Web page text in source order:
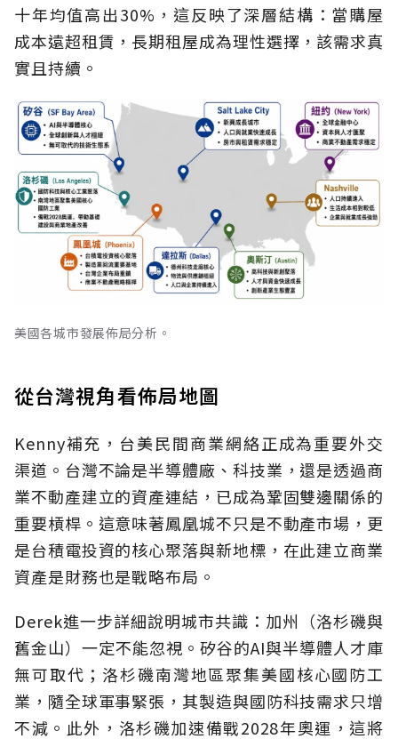
十年均值高出30%，這反映了深層結構：當購屋
成本遠超租賃，長期租屋成為理性選擇，該需求真
實且持續。
美國各城市發展佈局分析。
從台灣視角看佈局地圖
Kenny補充，台美民間商業網絡正成為重要外交
渠道。台灣不論是半導體廠、科技業，還是透過商
業不動產建立的資產連結，已成為鞏固雙邊關係的
重要槓桿。這意味著鳳凰城不只是不動產市場，更
是台積電投資的核心聚落與新地標，在此建立商業
資產是財務也是戰略布局。
Derek進一步詳細說明城市共識：加州（洛杉磯與
舊金山）一定不能忽視。矽谷的AI與半導體人才庫
無可取代；洛杉磯南灣地區聚集美國核心國防工
業，隨全球軍事緊張，其製造與國防科技需求只增
不減。此外，洛杉磯加速備戰2028年奧運，這將